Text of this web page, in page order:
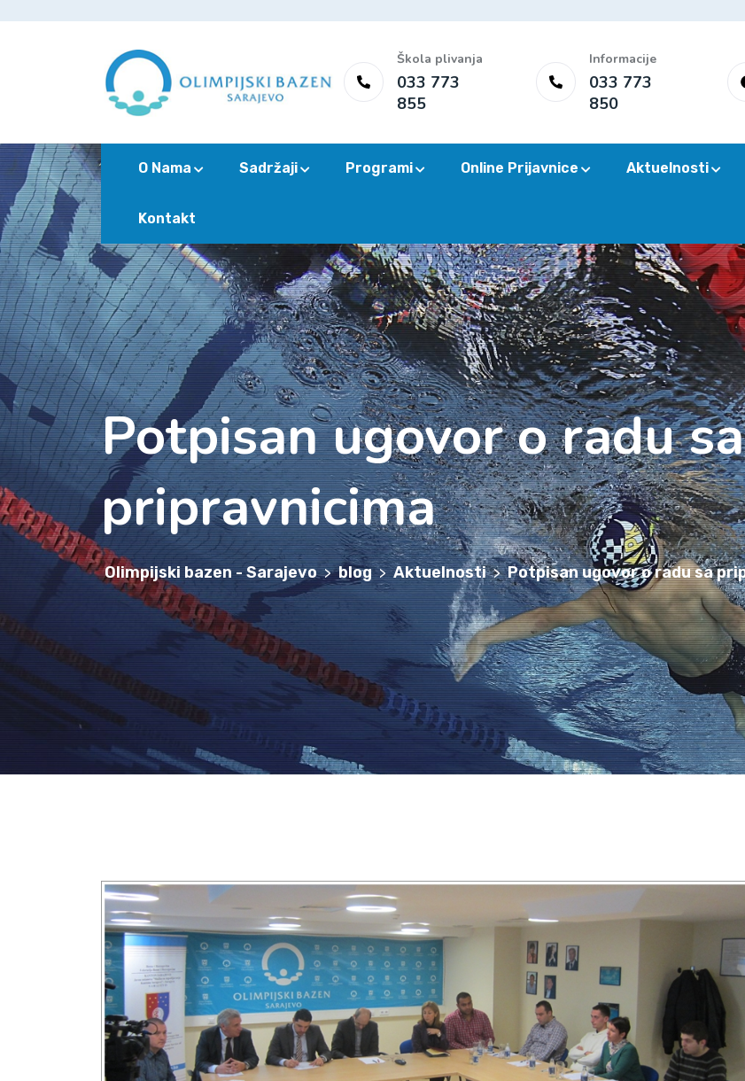
Škola plivanja
033 773
855
Informacije
033 773
850
O Nama Sadržaji Programi Online Prijavnice Aktuelnosti
Kontakt
Potpisan ugovor o radu sa
Olimpijski bazen - Sarajevo > blog > Aktuelnosti >